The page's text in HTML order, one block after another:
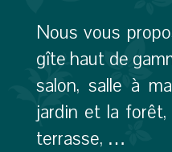
Nous vous
gîte haut de
salon, salle à
jardin et la
terrasse, …